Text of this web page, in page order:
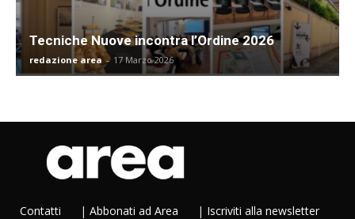
Tecniche Nuove incontra l’Ordine 2026
redazione area - 17 Marzo 2026
Contatti | Abbonati ad Area | Iscriviti alla newsletter